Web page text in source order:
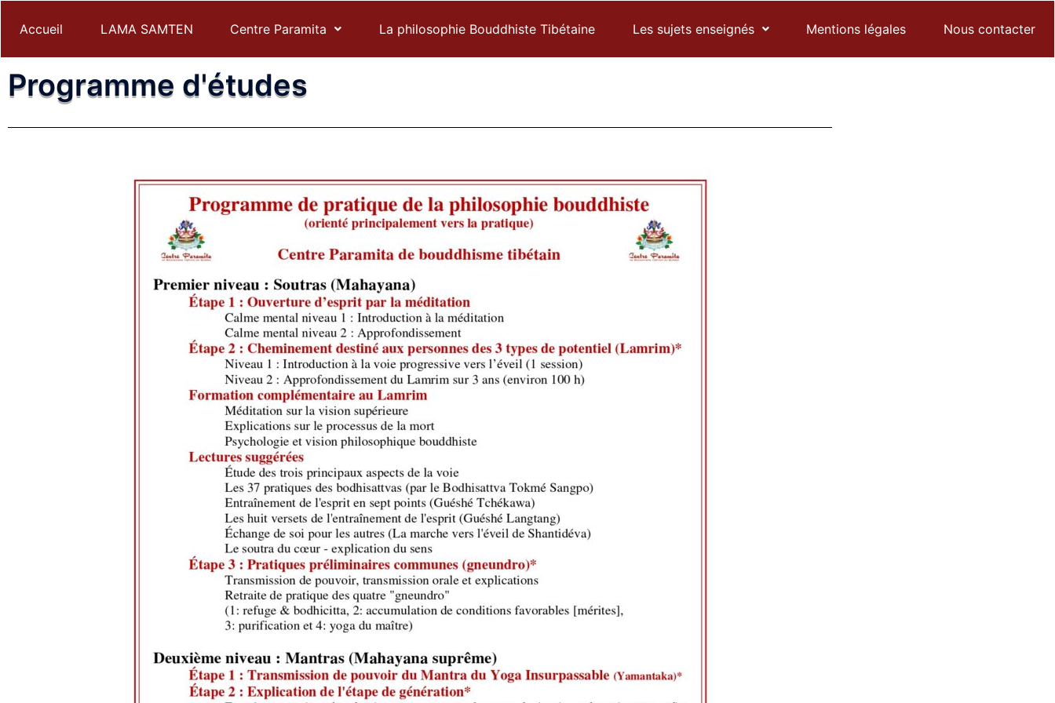
Accueil LAMA SAMTEN Centre Paramita La philosophie Bouddhiste Tibétaine Les sujets enseignés Mentions légales Nous contacter
Programme d'études